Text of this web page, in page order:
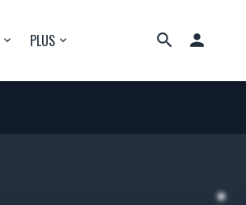

PLUS